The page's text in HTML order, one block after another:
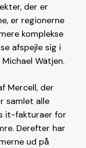
der er
er regionerne
komplekse
afspejle sig i
Wätjen.
Mercell, der
samlet alle
it-fakturaer for
Derefter har
ud på